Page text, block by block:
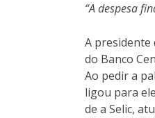
“A despesa
A presidente
do Banco
Ao pedir a
ligou para
de a Selic,